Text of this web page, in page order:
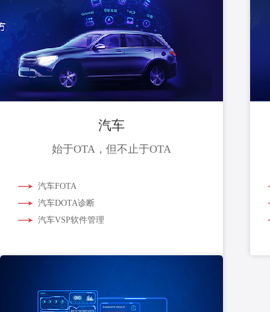
汽车
始于OTA，但不止于OTA
汽车FOTA
汽车DOTA诊断
汽车VSP软件管理